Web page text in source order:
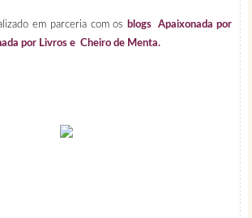
em parceria com os
blogs Apaixonada por
por Livros e Cheiro de Menta.